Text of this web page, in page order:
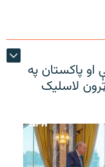
پاکستان په
لاسلیک